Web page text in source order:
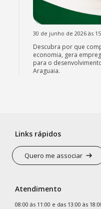
30 de junho de 2026 às
Descubra por que
economia, gera
para o
Araguaia.
Links rápidos
Quero me associar
Atendimento
08:00 às 11:00 e das 13:00 às